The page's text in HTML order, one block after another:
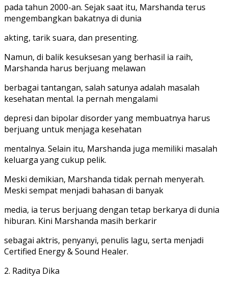
pada tahun 2000-an. Sejak saat itu, Marshanda terus
mengembangkan bakatnya di dunia
akting, tarik suara, dan presenting.
Namun, di balik kesuksesan yang berhasil ia raih,
Marshanda harus berjuang melawan
berbagai tantangan, salah satunya adalah masalah
kesehatan mental. Ia pernah mengalami
depresi dan bipolar disorder yang membuatnya harus
berjuang untuk menjaga kesehatan
mentalnya. Selain itu, Marshanda juga memiliki masalah
keluarga yang cukup pelik.
Meski demikian, Marshanda tidak pernah menyerah.
Meski sempat menjadi bahasan di banyak
media, ia terus berjuang dengan tetap berkarya di dunia
hiburan. Kini Marshanda masih berkarir
sebagai aktris, penyanyi, penulis lagu, serta menjadi
Certified Energy & Sound Healer.
2. Raditya Dika